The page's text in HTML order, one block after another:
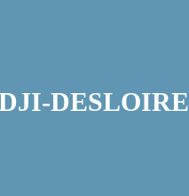
DESLOIRE